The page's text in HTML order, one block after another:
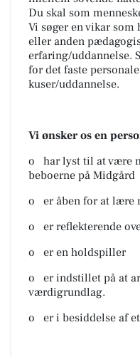
Du skal som
Vi søger en vikar
eller anden
erfaring/uddannelse.
for det faste
kuser/uddannelse.
Vi ønsker os en
o har lyst til at være
beboerne på Midgård
o er åben for at lære
o er reflekterende
o er en holdspiller
o er indstillet på at
værdigrundlag.
o er i besiddelse af